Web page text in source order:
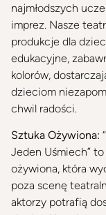
najmłodszych
imprez. Nasze
produkcje dla
edukacyjne,
kolorów,
dzieciom
chwil radości.
Sztuka Ożywiona:
Jeden Uśmiech” to
ożywiona, która
poza scenę
aktorzy potrafią